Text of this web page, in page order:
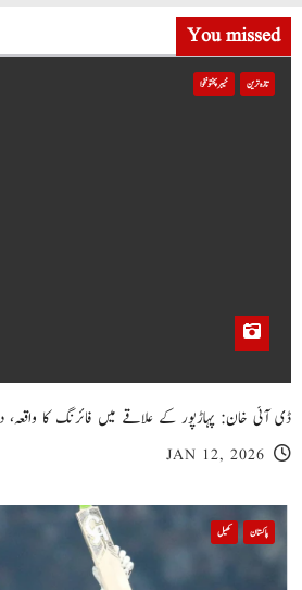
You missed
تازہ ترین خیبر پختونخوا
ڈی آئی خان: پہاڑپور کے علاقے میں فائرنگ کا واقعہ،
JAN 12, 2026
پاکستان کھیل